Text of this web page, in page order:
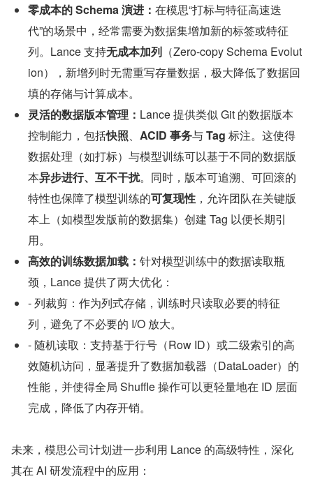
零成本的 Schema 演进： 在模思“打标与特征高速迭
代”的场景中，经常需要为数据集增加新的标签或特征
列。Lance 支持无成本加列 （Zero-copy Schema Evolut
ion），新增列时无需重写存量数据，极大降低了数据回
填的存储与计算成本。
灵活的数据版本管理： Lance 提供类似 Git 的数据版本
控制能力，包括快照、 ACID 事务与 Tag 标注。这使得
数据处理（如打标）与模型训练可以基于不同的数据版
本异步进行、互不干扰。同时，版本可追溯、可回滚的
特性也保障了模型训练的可复现性 ，允许团队在关键版
本上（如模型发版前的数据集）创建 Tag 以便长期引
用。
高效的训练数据加载： 针对模型训练中的数据读取瓶
颈，Lance 提供了两大优化：
- 列裁剪：作为列式存储，训练时只读取必要的特征
列，避免了不必要的 I/O 放大。
- 随机读取：支持基于行号（Row ID）或二级索引的高
效随机访问，显著提升了数据加载器（DataLoader）的
性能，并使得全局 Shuffle 操作可以更轻量地在 ID 层面
完成，降低了内存开销。
未来，模思公司计划进一步利用 Lance 的高级特性，深化
其在 AI 研发流程中的应用：